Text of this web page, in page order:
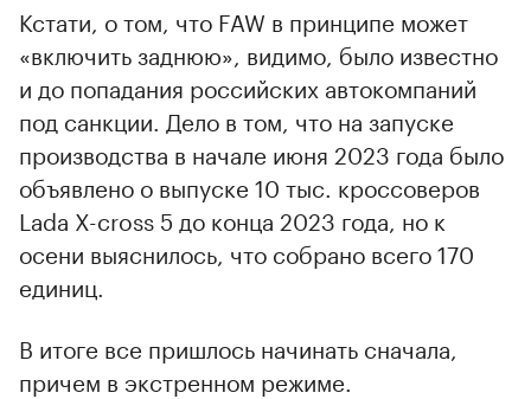
Кстати, о том, что FAW в принципе может
«включить заднюю», видимо, было известно
и до попадания российских автокомпаний
под санкции. Дело в том, что на запуске
производства в начале июня 2023 года было
объявлено о выпуске 10 тыс. кроссоверов
Lada X-cross 5 до конца 2023 года, но к
осени выяснилось, что собрано всего 170
единиц.
В итоге все пришлось начинать сначала,
причем в экстренном режиме.